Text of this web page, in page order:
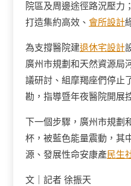
院區及周邊途徑路況壓力
打造集約高效、 會所設計
為支撐醫院建退休宅設計
廣州市規劃和天然資源局
議研討、組摩羯座們停止
勘，指導暨年夜醫院開展
下一個步驟，廣州市規劃
杯，被藍色能量震動，其
源、發展性命安康產民生
文｜記者 徐振天